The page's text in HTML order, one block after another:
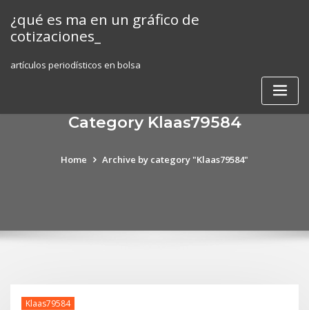
content
¿qué es ma en un gráfico de
cotizaciones_
artículos periodísticos en bolsa
Category Klaas79584
Home Archive by category "Klaas79584"
Klaas79584